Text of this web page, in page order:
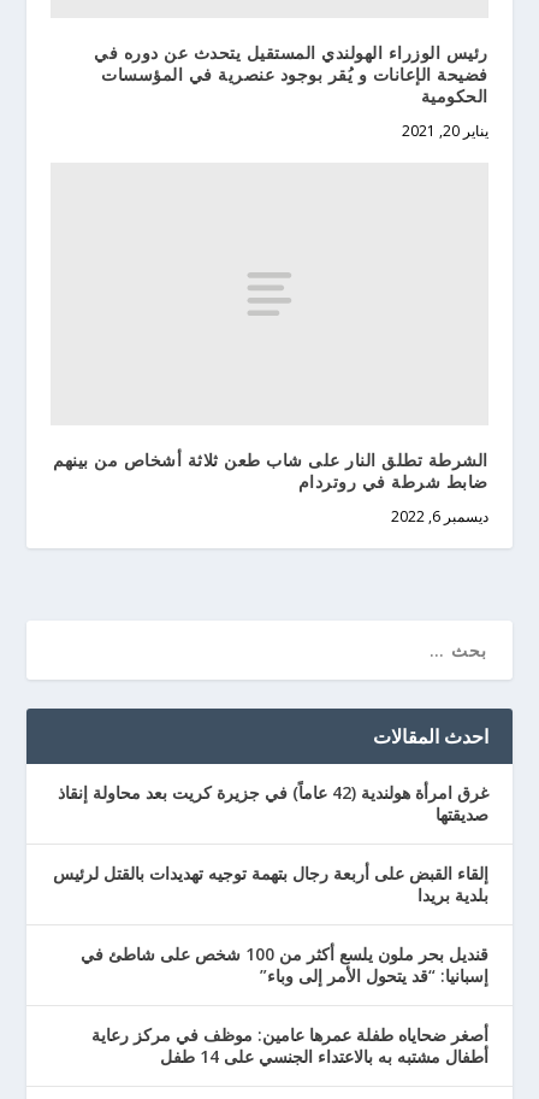
رئيس الوزراء الهولندي المستقيل يتحدث عن دوره في
فضيحة الإعانات و يُقر بوجود عنصرية في المؤسسات
الحكومية
يناير 20, 2021
الشرطة تطلق النار على شاب طعن ثلاثة أشخاص من بينهم
ضابط شرطة في روتردام
ديسمبر 6, 2022
احدث المقالات
غرق امرأة هولندية (42 عاماً) في جزيرة كريت بعد محاولة إنقاذ
صديقتها
إلقاء القبض على أربعة رجال بتهمة توجيه تهديدات بالقتل لرئيس
بلدية بريدا
قنديل بحر ملون يلسع أكثر من 100 شخص على شاطئ في
إسبانيا: “قد يتحول الأمر إلى وباء”
أصغر ضحاياه طفلة عمرها عامين: موظف في مركز رعاية
أطفال مشتبه به بالاعتداء الجنسي على 14 طفل